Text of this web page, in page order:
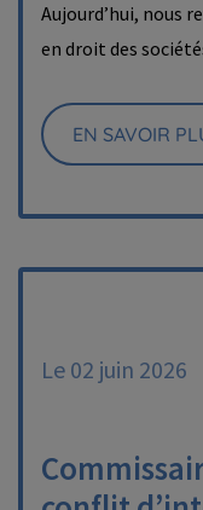
Aujourd’hui, nous
en droit des
EN SAVOIR
Le 02 juin 2026